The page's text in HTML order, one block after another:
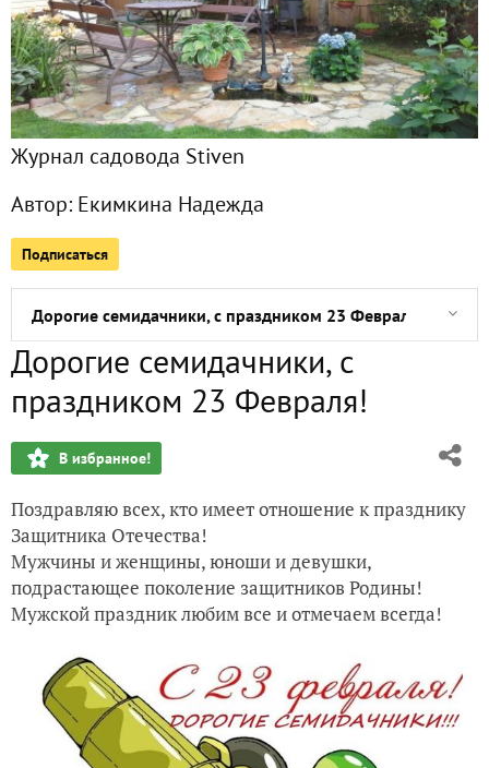
Журнал садовода Stiven
Автор: Екимкина Надежда
Подписаться
Приз - "Бетонное полотно" - получен!
В садовый центр - как на выставку!
Поздравляю всех с праздником Светлой Пасхи!
Дорогие женщины семидачья - поздравляю всех с 8
Я побывала на выставке цветов "Репетиция весны"
Дорогие семидачники, с праздником 23 Февраля!
Друзья семидачники, с праздником ЛЮБВИ!
Друзья семидачники, поздравляю вас с праздником
Если есть лопата - в спортзал ходить не надо!
Москву замело!
Уже традиция - символ года на Новогоднем столе
Дорогие семидачники, с
праздником 23 Февраля!
В избранное!
Поздравляю всех, кто имеет отношение к празднику
Защитника Отечества!
Мужчины и женщины, юноши и девушки,
подрастающее поколение защитников Родины!
Мужской праздник любим все и отмечаем всегда!